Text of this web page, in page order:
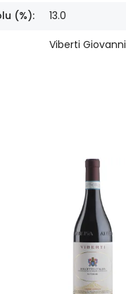
(%): 13.0
Viberti Giovanni